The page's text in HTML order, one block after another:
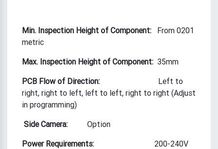
Min. Inspection Height of Component: From 0201
metric
Max. Inspection Height of Component: 35mm
PCB Flow of Direction:
Left to
right, right to left, left to left, right to right (Adjust
in programming)
Side Camera: Option
Power Requirements: 200-240V